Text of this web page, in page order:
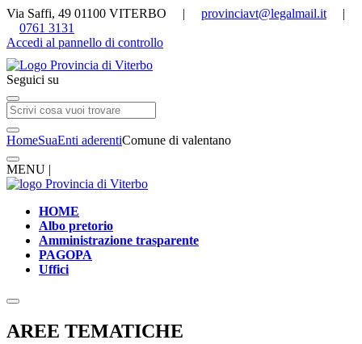
Via Saffi, 49 01100 VITERBO | provinciavt@legalmail.it |
0761 3131
Accedi al pannello di controllo
Seguici su
HomeSuaEnti aderentiComune di valentano
MENU |
HOME
Albo pretorio
Amministrazione trasparente
PAGOPA
Uffici
AREE TEMATICHE